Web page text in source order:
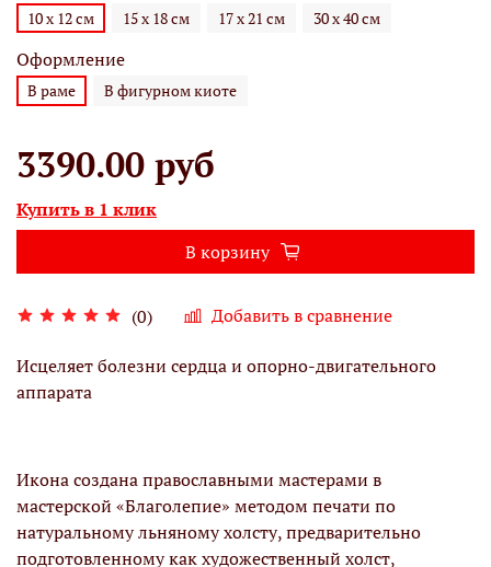
(0) Добавить в сравнение
10 х 12 см 15 х 18 см 17 х 21 см 30 х 40 см
Оформление
В раме В фигурном киоте
3390.00 руб
Купить в 1 клик
В корзину
Исцеляет болезни сердца и опорно-двигательного
аппарата
Икона создана православными мастерами в
мастерской «Благолепие» методом печати по
натуральному льняному холсту, предварительно
подготовленному как художественный холст,